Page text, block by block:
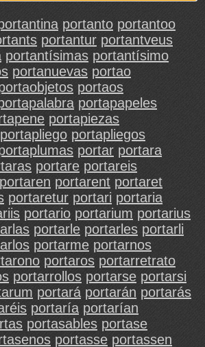
portanto portantoo
portantur portantveus
portantísimas portantísimo
portanuevas portao
portaos
portapapeles
portapiezas
portapliego portapliegos
portar portara
portare portareis
portaren portarent portaret
portaretur portari portaria
portario portarium portarius
portarle portarles portarli
portarme portarnos
portaros portarretrato
portarrollos portarse portarsi
portará portarán portarás
portaría portarían
portasables portase
portasse portassen